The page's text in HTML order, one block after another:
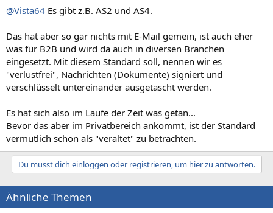
@Vista64 Es gibt z.B. AS2 und AS4.
Das hat aber so gar nichts mit E-Mail gemein, ist auch eher
was für B2B und wird da auch in diversen Branchen
eingesetzt. Mit diesem Standard soll, nennen wir es
"verlustfrei", Nachrichten (Dokumente) signiert und
verschlüsselt untereinander ausgetascht werden.
Es hat sich also im Laufe der Zeit was getan...
Bevor das aber im Privatbereich ankommt, ist der Standard
vermutlich schon als "veraltet" zu betrachten.
Du musst dich einloggen oder registrieren, um hier zu antworten.
Ähnliche Themen